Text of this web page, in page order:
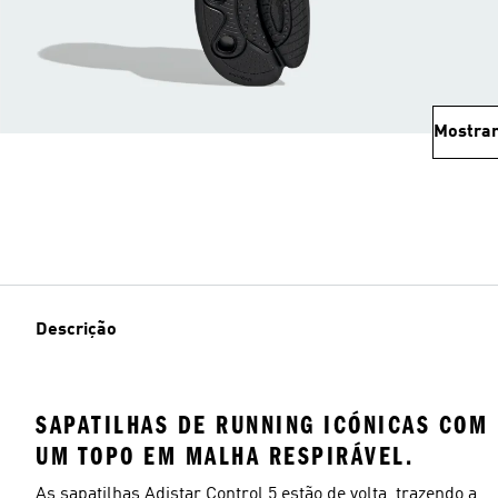
Descrição
SAPATILHAS DE RUNNING ICÓNICAS COM
UM TOPO EM MALHA RESPIRÁVEL.